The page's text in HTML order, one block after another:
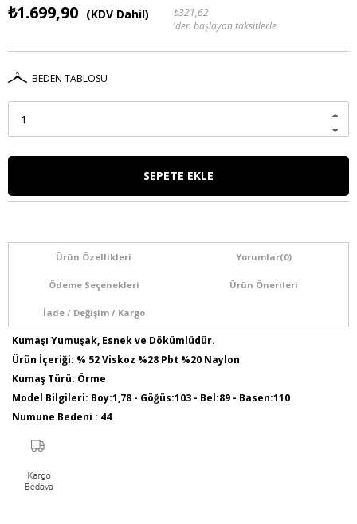
₺1.699,90 (KDV Dahil)
₺321,62
'den başlayan taksitlerle
BEDEN TABLOSU
Ürün Özellikleri Yorumlar(0)
Ödeme Seçenekleri Ürün Önerileri
İade / Değişim / Kargo
Kumaşı Yumuşak, Esnek ve Dökümlüdür.
Ürün İçeriği: % 52 Viskoz %28 Pbt %20 Naylon
Kumaş Türü: Örme
Model Bilgileri: Boy:1,78 - Göğüs:103 - Bel:89 - Basen:110
Numune Bedeni : 44